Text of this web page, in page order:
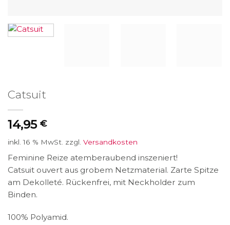
Catsuit
14,95 €
inkl. 16 % MwSt. zzgl. Versandkosten
Feminine Reize atemberaubend inszeniert!
Catsuit ouvert aus grobem Netzmaterial. Zarte Spitze
am Dekolleté. Rückenfrei, mit Neckholder zum
Binden.
100% Polyamid.